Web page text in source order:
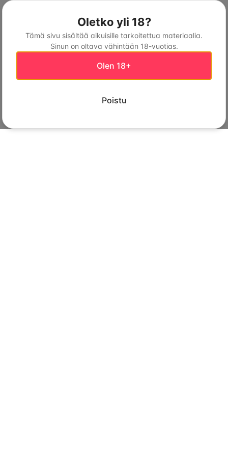
Oletko yli 18?
Tämä sivu sisältää aikuisille tarkoitettua materiaalia.
Sinun on oltava vähintään 18-vuotias.
Olen 18+
Poistu